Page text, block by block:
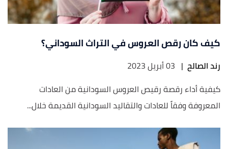
كيف كان رقص العروس في التراث السوداني؟
رند الصالح | 03 أبريل 2023
كيفية أداء رقصة رقيص العروس السودانية من العادات
المعروفة وفقاً للعادات والتقاليد السودانية القديمة خلال...